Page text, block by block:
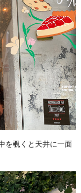
を覗くと天井に一面